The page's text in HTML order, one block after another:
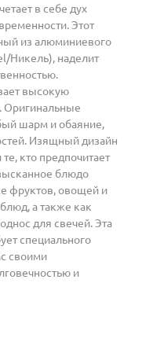
в себе дух
Этот
из алюминиевого
Никель), наделит
высокую
Оригинальные
шарм и обаяние,
Изящный дизайн
кто предпочитает
блюдо
фруктов, овощей и
а также как
для свечей. Эта
специального
своими
и